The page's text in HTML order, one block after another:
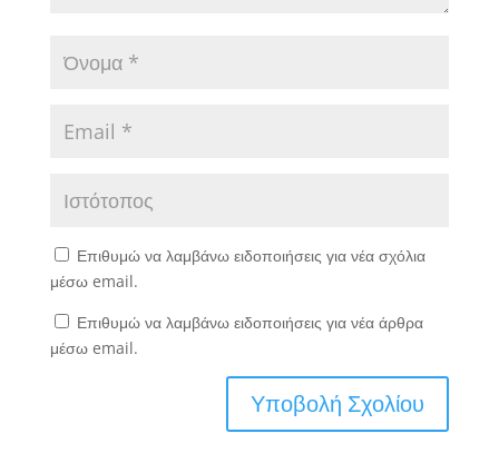
Επιθυμώ να λαμβάνω ειδοποιήσεις για νέα σχόλια
μέσω email.
Επιθυμώ να λαμβάνω ειδοποιήσεις για νέα άρθρα
μέσω email.